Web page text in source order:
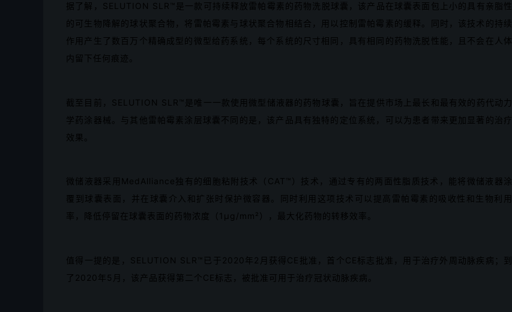
据了解，SELUTION SLR™是一款可持续释放雷帕霉素的药物洗脱球囊，该产品在球囊表面包上小的具有亲脂性
的可生物降解的球状聚合物，将雷帕霉素与球状聚合物相结合，用以控制雷帕霉素的缓释。同时，该技术的持续
作用产生了数百万个精确成型的微型给药系统，每个系统的尺寸相同，具有相同的药物洗脱性能，且不会在人体
内留下任何痕迹。
截至目前，SELUTION SLR™是唯一一款使用微型储液器的药物球囊，旨在提供市场上最长和最有效的药代动力
学药涂器械。与其他雷帕霉素涂层球囊不同的是，该产品具有独特的定位系统，可以为患者带来更加显著的治疗
效果。
微储液器采用MedAlliance独有的细胞粘附技术（CAT™）技术，通过专有的两面性脂质技术，能将微储液器涂
覆到球囊表面，并在球囊介入和扩张时保护微容器。同时利用这项技术可以提高雷帕霉素的吸收性和生物利用
率，降低停留在球囊表面的药物浓度（1μg/mm²），最大化药物的转移效率。
值得一提的是，SELUTION SLR™已于2020年2月获得CE批准，首个CE标志批准，用于治疗外周动脉疾病；到
了2020年5月，该产品获得第二个CE标志，被批准可用于治疗冠状动脉疾病。